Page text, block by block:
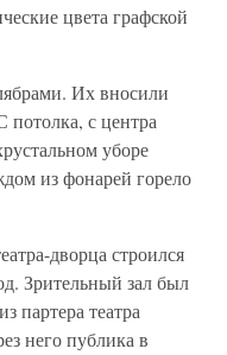
цвета графской
Их вносили
потолка, с центра
уборе
из фонарей горело
дворца строился
Зрительный зал был
партера театра
него публика в